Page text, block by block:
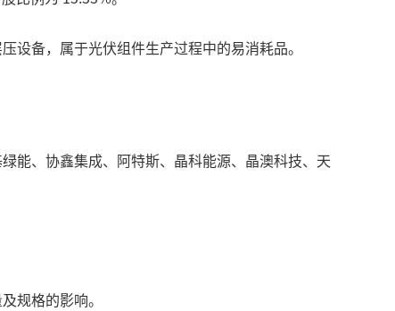
设备，属于光伏组件生产过程中的易消耗品。
能、协鑫集成、阿特斯、晶科能源、晶澳科技、天
规格的影响。